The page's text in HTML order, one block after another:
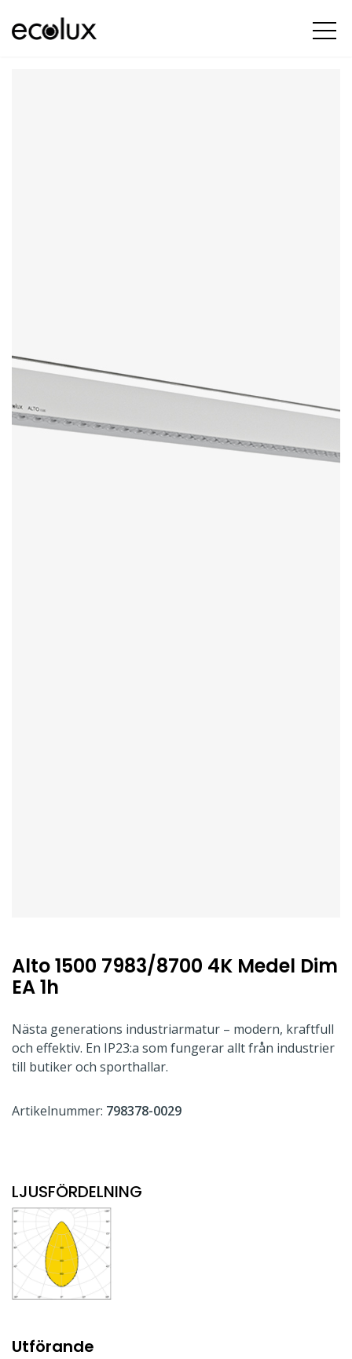
Alto 1500 7983/8700 4K Medel Dim
EA 1h
Nästa generations industriarmatur – modern, kraftfull
och effektiv. En IP23:a som fungerar allt från industrier
till butiker och sporthallar.
Artikelnummer: 798378-0029
LJUSFÖRDELNING
Utförande